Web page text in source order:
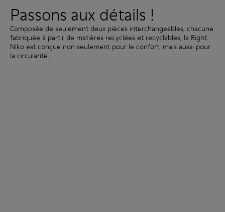
Passons aux détails !
Composée de seulement deux pièces interchangeables, chacune
fabriquée à partir de matières recyclées et recyclables, la Right
Niko est conçue non seulement pour le confort, mais aussi pour
la circularité.